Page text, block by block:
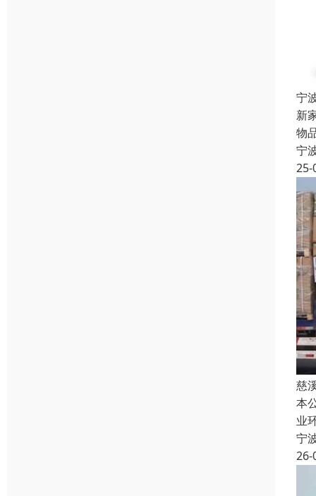
宁
新
物
宁
25-
慈
本
业
宁
26-